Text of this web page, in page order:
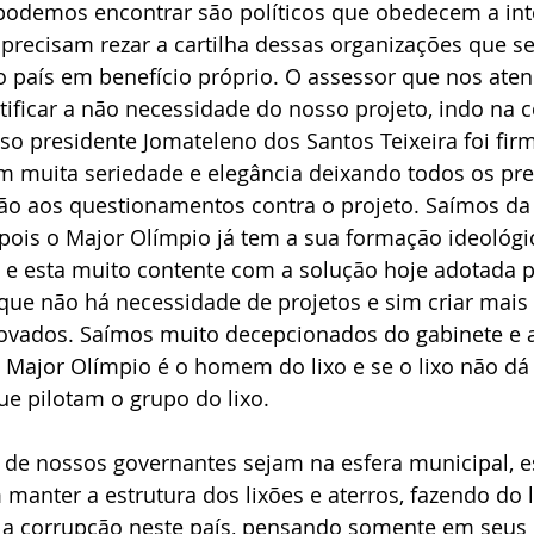
encontrar são políticos que obedecem a
rezar a cartilha dessas organizações que
país em benefício próprio. O assessor que nos
a não necessidade do nosso projeto, indo na
presidente Jomateleno dos Santos Teixeira foi
muita seriedade e elegância deixando todos os
aos questionamentos contra o projeto. Saímos
o Major Olímpio já tem a sua formação
esta muito contente com a solução hoje adotada
não há necessidade de projetos e sim criar
Saímos muito decepcionados do gabinete e
Major Olímpio é o homem do lixo e se o lixo não
pilotam o grupo do lixo.
nossos governantes sejam na esfera municipal,
a estrutura dos lixões e aterros, fazendo
corrupção neste país, pensando somente em